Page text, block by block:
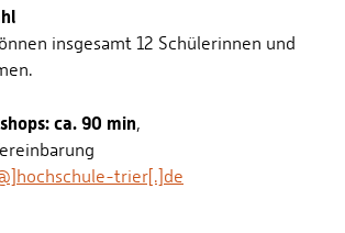
insgesamt 12 Schülerinnen und
ca. 90 min,
trier[.]de